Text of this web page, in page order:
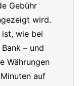
Gebühr
wird.
wie bei
– und
Währungen
auf